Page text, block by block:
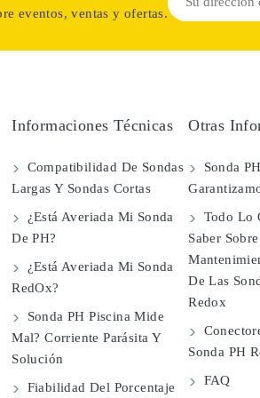
eventos, ventas y ofertas.
Informaciones Técnicas
Compatibilidad De Sondas
Largas Y Sondas Cortas
¿Está Averiada Mi Sonda
De PH?
¿Está Averiada Mi Sonda
RedOx?
Sonda PH Piscina Mide
Mal? Corriente Parásita Y
Solución
Fiabilidad Del Porcentaje
Otras
Sonda
Todo Lo
Saber
De Las
Redox
Sonda PH
FAQ